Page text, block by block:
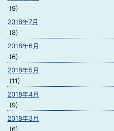
(9)
2018年7月
(8)
2018年6月
(6)
2018年5月
(11)
2018年4月
(9)
2018年3月
(6)